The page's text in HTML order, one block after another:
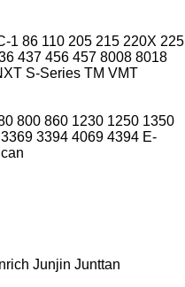
1 86 110 205 215 220X 225
437 456 457 8008 8018
S-Series TM VMT
800 860 1230 1250 1350
3369 3394 4069 4394 E-
Junjin Junttan